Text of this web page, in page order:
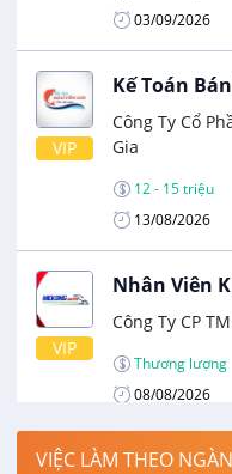
03/09/2026
VIP
Kế Toán
Công Ty Cổ
Gia
12 - 15 triệu
13/08/2026
VIP
Nhân Viên
Công Ty CP
Thương lượng
08/08/2026
Kỹ Thuật
VIỆC LÀM THEO